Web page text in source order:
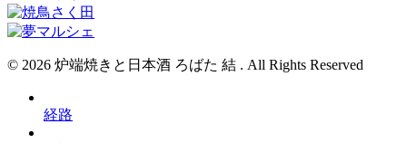
© 2026 炉端焼きと日本酒 ろばた 結 . All Rights Reserved
経路